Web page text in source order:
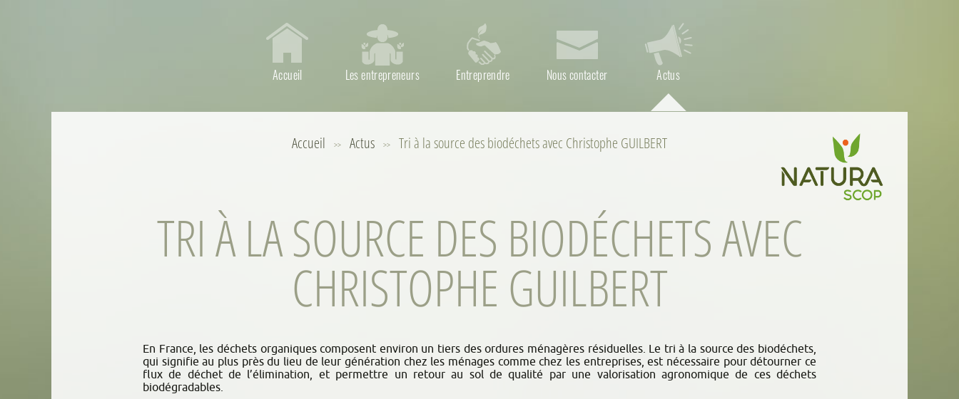
Accueil Les entrepreneurs Entreprendre Nous contacter Actus
Accueil >> Actus >> Tri à la source des biodéchets avec Christophe GUILBERT
TRI À LA SOURCE DES BIODÉCHETS AVEC
CHRISTOPHE GUILBERT
En France, les déchets organiques composent environ un tiers des ordures ménagères résiduelles. Le tri à la source des biodéchets,
qui signifie au plus près du lieu de leur génération chez les ménages comme chez les entreprises, est nécessaire pour détourner ce
flux de déchet de l’élimination, et permettre un retour au sol de qualité par une valorisation agronomique de ces déchets
biodégradables.